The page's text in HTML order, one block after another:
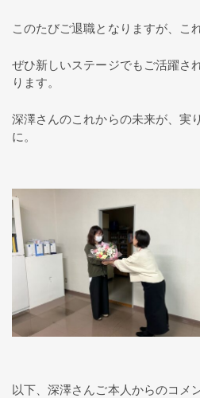
このたびご退職となりますが、こ
ぜひ新しいステージでもご活躍さ
ります。
深澤さんのこれからの未来が、実
に。
以下、深澤さんご本人からのコメ